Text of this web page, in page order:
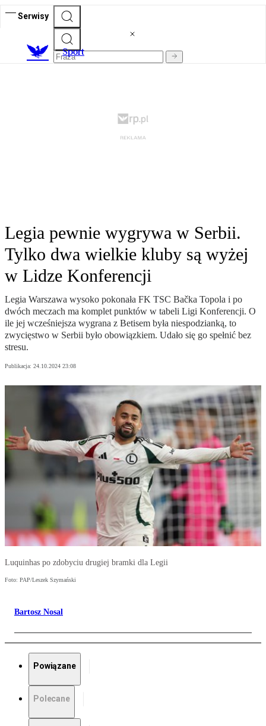
Serwisy
Sport
Legia pewnie wygrywa w Serbii.
Tylko dwa wielkie kluby są wyżej
w Lidze Konferencji
Legia Warszawa wysoko pokonała FK TSC Bačka Topola i po
dwóch meczach ma komplet punktów w tabeli Ligi Konferencji. O
ile jej wcześniejsza wygrana z Betisem była niespodzianką, to
zwycięstwo w Serbii było obowiązkiem. Udało się go spełnić bez
stresu.
Publikacja: 24.10.2024 23:08
Luquinhas po zdobyciu drugiej bramki dla Legii
Foto: PAP/Leszek Szymański
Bartosz Nosal
Powiązane
Polecane